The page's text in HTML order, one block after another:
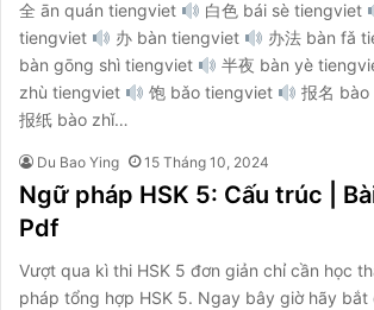
全 ān quán tiengviet
白色 bái sè tiengviet
tiengviet
办 bàn tiengviet 办法 bàn fǎ
bàn gōng shì tiengviet
半夜 bàn yè
zhù tiengviet
饱 bǎo tiengviet
报名
报纸 bào zhǐ…
Du Bao Ying 15 Tháng 10, 2024
Ngữ pháp HSK 5: Cấu trúc |
Pdf
Vượt qua kì thi HSK 5 đơn giản chỉ cần học
pháp tổng hợp HSK 5. Ngay bây giờ hãy